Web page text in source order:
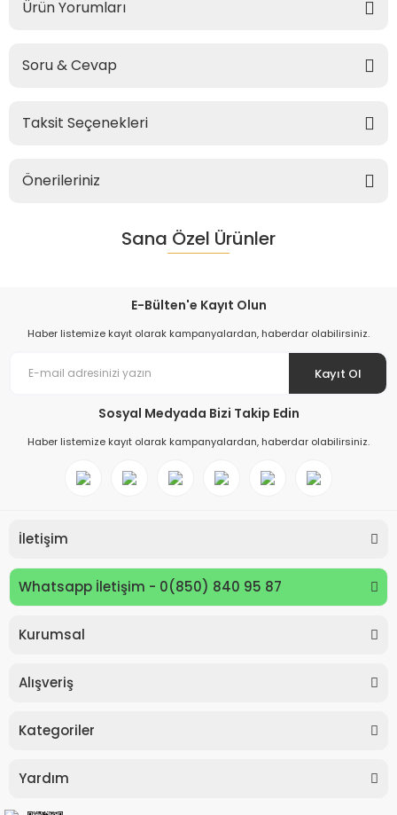
Ürün Yorumları
Soru & Cevap
Taksit Seçenekleri
Önerileriniz
Sana Özel Ürünler
E-Bülten'e Kayıt Olun
Haber listemize kayıt olarak kampanyalardan, haberdar olabilirsiniz.
Kayıt Ol
Sosyal Medyada Bizi Takip Edin
Haber listemize kayıt olarak kampanyalardan, haberdar olabilirsiniz.
İletişim
Whatsapp İletişim - 0(850) 840 95 87
Kurumsal
Alışveriş
Kategoriler
Yardım